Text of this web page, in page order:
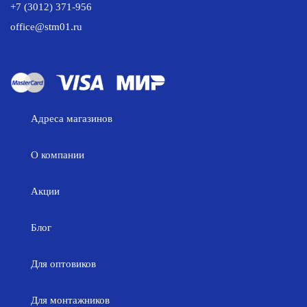
+7 (3012) 371-956
office@stm01.ru
Адреса магазинов
О компании
Акции
Блог
Для оптовиков
Для монтажников